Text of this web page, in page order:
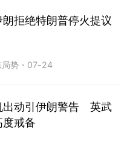
朗拒绝特朗普停火提议
局势 ・ 07-24
出动引伊朗警告 英武
度戒备